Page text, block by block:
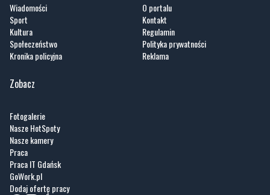
Wiadomości
Sport
Kultura
Społeczeństwo
Kronika policyjna
O portalu
Kontakt
Regulamin
Polityka prywatności
Reklama
Zobacz
Fotogalerie
Nasze HotSpoty
Nasze kamery
Praca
Praca IT Gdańsk
GoWork.pl
Dodaj ofertę pracy